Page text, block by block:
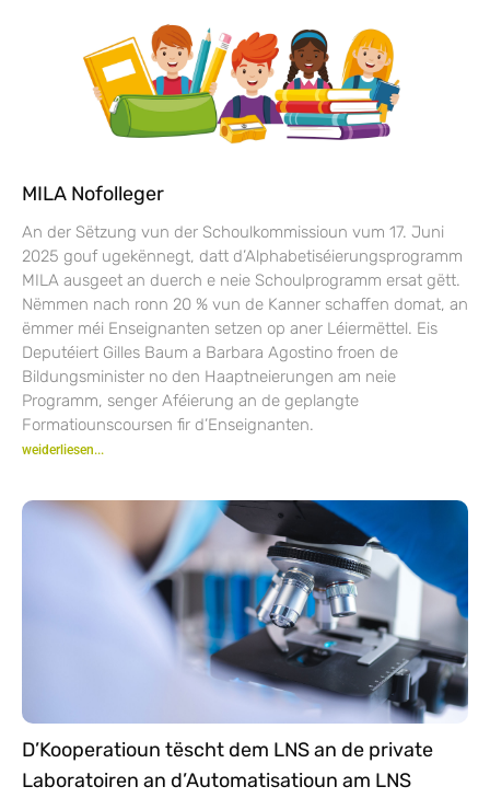
MILA Nofolleger
An der Sëtzung vun der Schoulkommissioun vum 17. Juni
2025 gouf ugekënnegt, datt d’Alphabetiséierungsprogramm
MILA ausgeet an duerch e neie Schoulprogramm ersat gëtt.
Nëmmen nach ronn 20 % vun de Kanner schaffen domat, an
ëmmer méi Enseignanten setzen op aner Léiermëttel. Eis
Deputéiert Gilles Baum a Barbara Agostino froen de
Bildungsminister no den Haaptneierungen am neie
Programm, senger Aféierung an de geplangte
Formatiounscoursen fir d’Enseignanten.
weiderliesen...
D’Kooperatioun tëscht dem LNS an de private
Laboratoiren an d’Automatisatioun am LNS